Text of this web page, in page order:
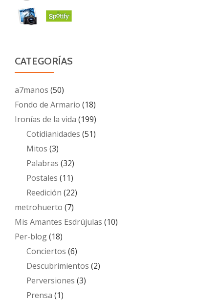
CATEGORÍAS
a7manos (50)
Fondo de Armario (18)
Ironías de la vida (199)
Cotidianidades (51)
Mitos (3)
Palabras (32)
Postales (11)
Reedición (22)
metrohuerto (7)
Mis Amantes Esdrújulas (10)
Per-blog(18)
Conciertos (6)
Descubrimientos (2)
Perversiones (3)
Prensa (1)